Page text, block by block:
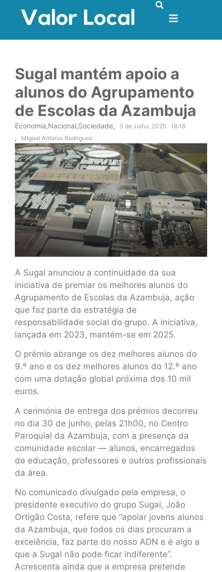
Sugal mantém apoio a
alunos do Agrupamento
de Escolas da Azambuja
Economia,Nacional,Sociedade, 3 de Julho, 2025
18:18
,
Miguel Antonio Rodrigues
A Sugal anunciou a continuidade da sua
iniciativa de premiar os melhores alunos do
Agrupamento de Escolas da Azambuja, ação
que faz parte da estratégia de
responsabilidade social do grupo. A iniciativa,
lançada em 2023, mantém-se em 2025.
O prémio abrange os dez melhores alunos do
9.º ano e os dez melhores alunos do 12.º ano
com uma dotação global próxima dos 10 mil
euros.
A cerimónia de entrega dos prémios decorreu
no dia 30 de junho, pelas 21h00, no Centro
Paroquial da Azambuja, com a presença da
comunidade escolar — alunos, encarregados
de educação, professores e outros profissionais
da área.
No comunicado divulgado pela empresa, o
presidente executivo do grupo Sugal, João
Ortigão Costa, refere que “apoiar jovens alunos
da Azambuja, que todos os dias procuram a
excelência, faz parte do nosso ADN e é algo a
que a Sugal não pode ficar indiferente”.
Acrescenta ainda que a empresa pretende